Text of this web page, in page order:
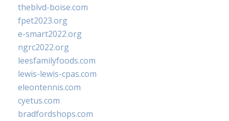
theblvd-boise.com
fpet2023.org
e-smart2022.org
ngrc2022.org
leesfamilyfoods.com
lewis-lewis-cpas.com
eleontennis.com
cyetus.com
bradfordshops.com